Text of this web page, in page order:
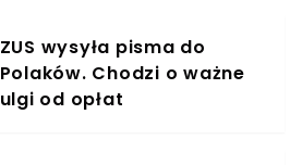
ZUS wysyła pisma do
Polaków. Chodzi o ważne
ulgi od opłat